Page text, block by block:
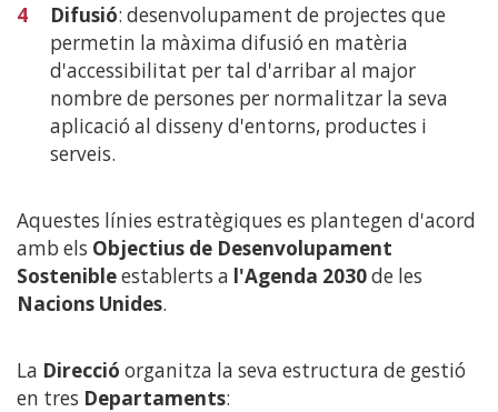
4
Difusió: desenvolupament de projectes que
permetin la màxima difusió en matèria
d'accessibilitat per tal d'arribar al major
nombre de persones per normalitzar la seva
aplicació al disseny d'entorns, productes i
serveis.
Aquestes línies estratègiques es plantegen d'acord
amb els Objectius de Desenvolupament
Sostenibleestablerts a l'Agenda 2030de les
Nacions Unides.
La Direcció organitza la seva estructura de gestió
en tres Departaments: